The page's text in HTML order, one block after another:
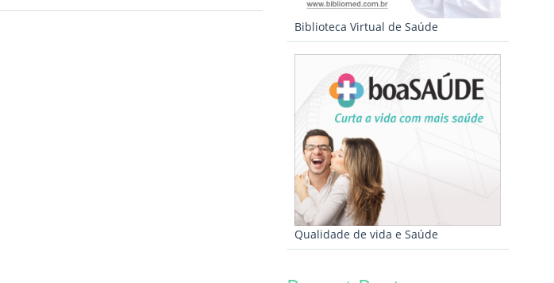
Biblioteca Virtual de Saúde
Qualidade de vida e Saúde